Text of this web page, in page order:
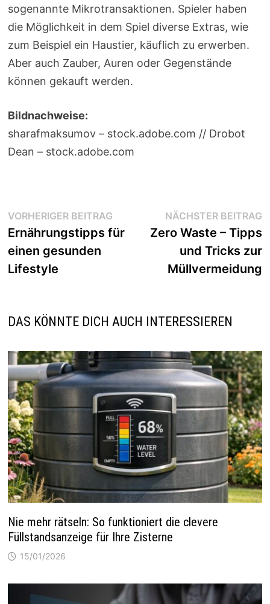
sogenannte Mikrotransaktionen. Spieler haben
die Möglichkeit in dem Spiel diverse Extras, wie
zum Beispiel ein Haustier, käuflich zu erwerben.
Aber auch Zauber, Auren oder Gegenstände
können gekauft werden.
Bildnachweise:
sharafmaksumov – stock.adobe.com // Drobot
Dean – stock.adobe.com
Beitragsnavigation
VORHERIGER BEITRAGVorheriger
Beitrag:
Ernährungstipps für
einen gesunden
Lifestyle
NÄCHSTER BEITRAG
Zero Waste – Tipps
und Tricks zur
Müllvermeidung
DAS KÖNNTE DICH AUCH INTERESSIEREN
Nie mehr rätseln: So funktioniert die clevere
Füllstandsanzeige für Ihre Zisterne
15/01/2026